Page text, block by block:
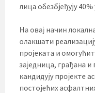
лица обезбјеђују
На овај начин
олакшати
пројеката и
заједница, грађана и
кандидују пројекте
постојећих